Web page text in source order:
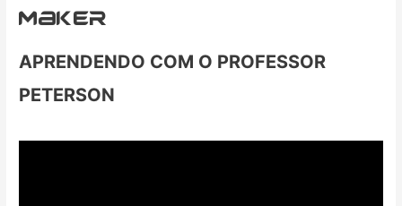
maker
APRENDENDO COM O PROFESSOR
PETERSON